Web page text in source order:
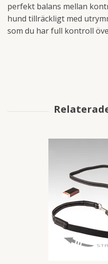
perfekt balans mellan
hund tillräckligt med
som du har full kontroll